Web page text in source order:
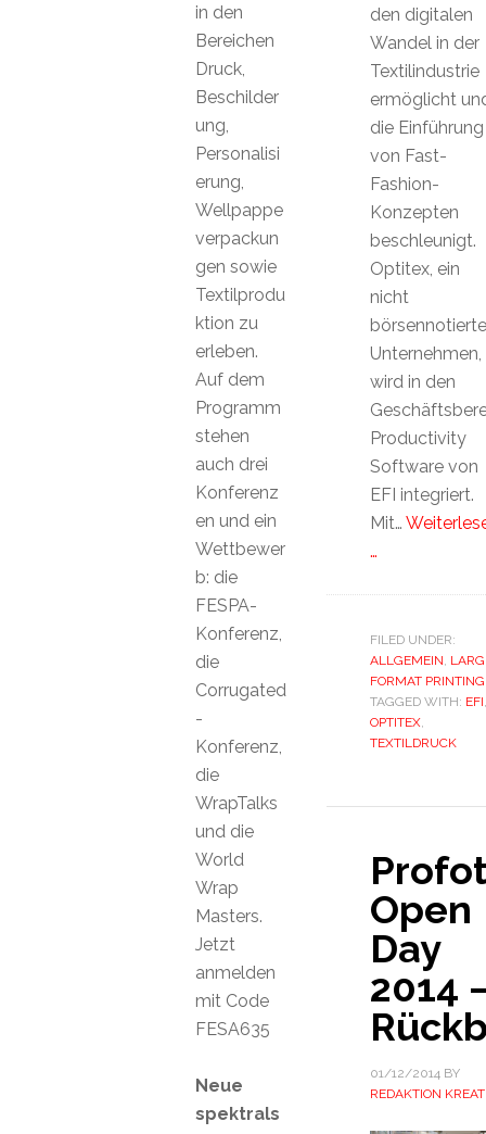
den digitalen
Wandel in der
Textilindustrie
ermöglicht
die Einführung
von Fast-
Fashion-
Konzepten
beschleunigt.
Optitex, ein
nicht
Unter­nehmen,
wird in den
Productivity
Software von
EFI integriert.
Mit…
…
FILED UNDER:
ALLGEMEIN,
FORMAT PRINTING
TAGGED WITH: EFI,
OPTITEX,
TEXTILDRUCK
Open
Day
2014
01/12/2014BY
REDAKTION
in den
Bereichen
Druck,
Beschilder
ung,
Personalisi
erung,
Wellpappe
verpackun
gen sowie
Textilprodu
ktion zu
erleben.
Auf dem
Programm
stehen
auch drei
Konferenz
en und ein
Wettbewer
b: die
FESPA-
Konferenz,
die
Corrugated
-
Konferenz,
die
WrapTalks
und die
World
Wrap
Masters.
Jetzt
anmelden
mit Code
FESA635
Neue
spektrals